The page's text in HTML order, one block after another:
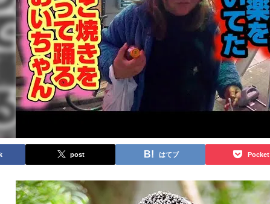
post はてブ Pocket